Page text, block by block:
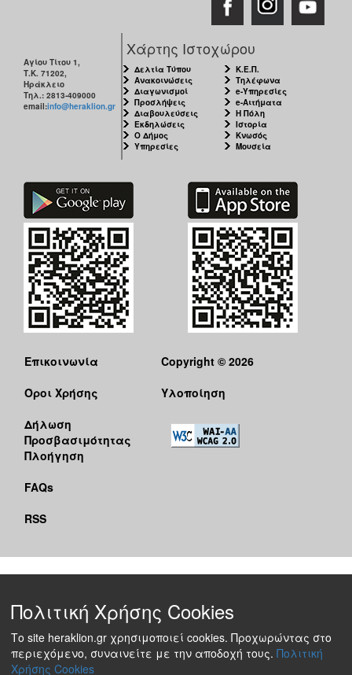
Αγίου Τίτου 1,
Τ.Κ. 71202,
Ηράκλειο
Τηλ.: 2813-409000
email:info@heraklion.gr
Χάρτης Ιστοχώρου
Δελτία Τύπου
Ανακοινώσεις
Διαγωνισμοί
Προσλήψεις
Διαβουλεύσεις
Εκδηλώσεις
Ο Δήμος
Υπηρεσίες
Κ.Ε.Π.
Τηλέφωνα
e-Υπηρεσίες
e-Αιτήματα
Η Πόλη
Ιστορία
Κνωσός
Μουσεία
Επικοινωνία
Όροι Χρήσης
Δήλωση
Προσβασιμότητας
Πλοήγηση
FAQs
RSS
Copyright © 2026
Υλοποίηση
Πολιτική Χρήσης Cookies
Το site heraklion.gr χρησιμοποιεί cookies. Προχωρώντας στο
περιεχόμενο, συναινείτε με την αποδοχή τους. Πολιτική
Χρήσης Cookies